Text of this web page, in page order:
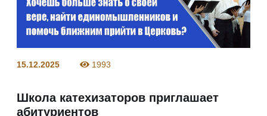
15.12.2025 1993
Школа катехизаторов приглашает
абитуриентов